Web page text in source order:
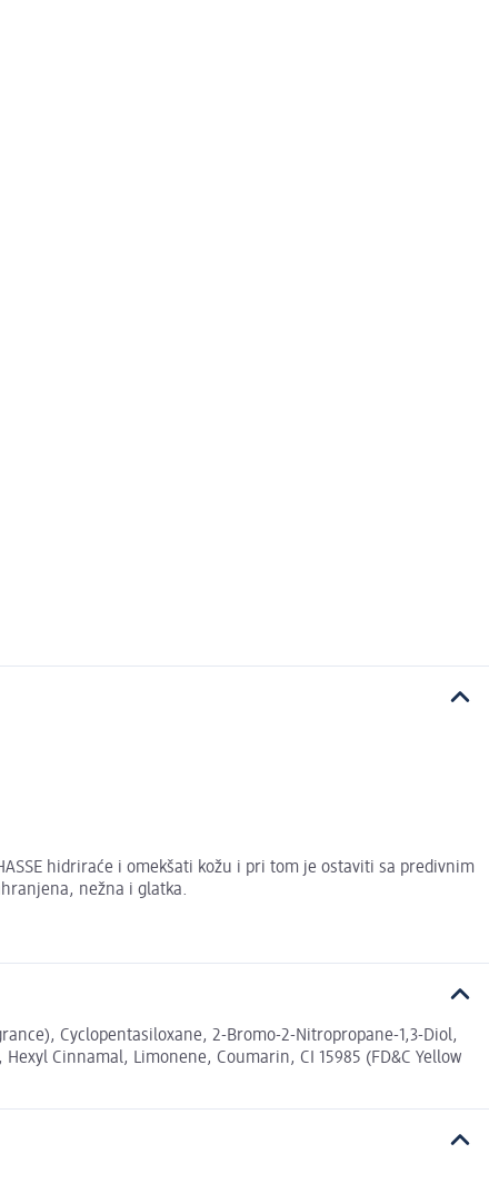
hidriraće i omekšati kožu i pri tom je ostaviti sa predivnim
nežna i glatka.
Cyclopentasiloxane, 2-Bromo-2-Nitropropane-1,3-Diol,
Cinnamal, Limonene, Coumarin, CI 15985 (FD&C Yellow